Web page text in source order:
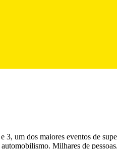
um dos maiores eventos de
Milhares de